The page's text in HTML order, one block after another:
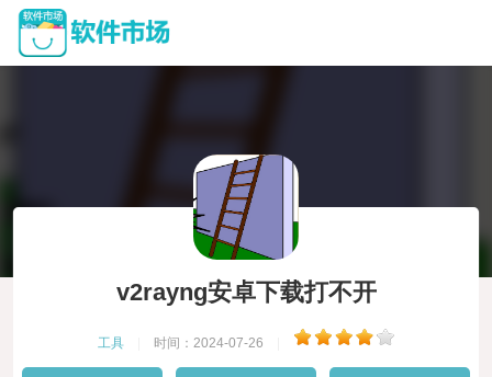
v2rayng安卓下载打不开
工具 时间：2024-07-26